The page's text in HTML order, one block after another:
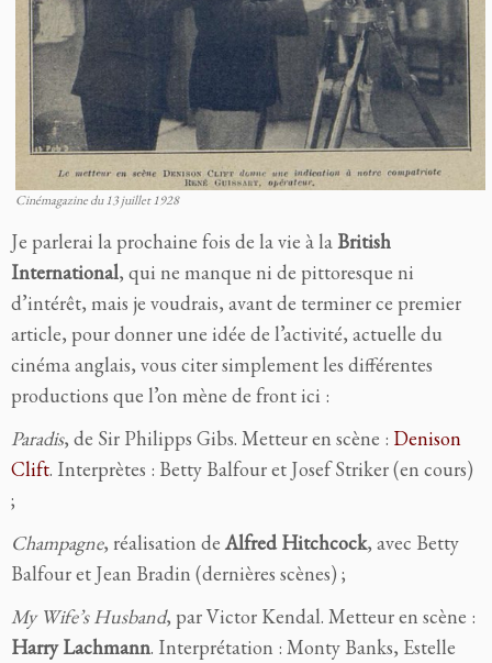
Cinémagazine du 13 juillet 1928
Je parlerai la prochaine fois de la vie à laBritish
International, qui ne manque ni de pittoresque ni
d’intérêt, mais je voudrais, avant de terminer ce premier
article, pour donner une idée de l’activité, actuelle du
cinéma anglais, vous citer simplement les différentes
productions que l’on mène de front ici :
Paradis, de Sir Philipps Gibs. Metteur en scène : Denison
Clift. Interprètes : Betty Balfour et Josef Striker (en cours)
;
Champagne, réalisation deAlfred Hitchcock, avec Betty
Balfour et Jean Bradin (dernières scènes) ;
My Wife’s Husband, par Victor Kendal. Metteur en scène :
Harry Lachmann. Interprétation : Monty Banks, Estelle